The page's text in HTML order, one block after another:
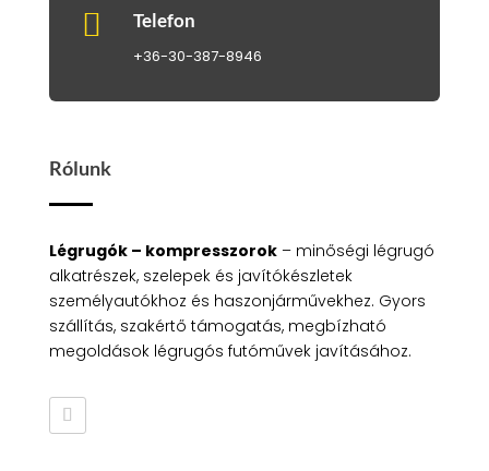
 Telefon
+36-30-387-8946
Rólunk
Légrugók – kompresszorok– minőségi légrugó
alkatrészek, szelepek és javítókészletek
személyautókhoz és haszonjárművekhez. Gyors
szállítás, szakértő támogatás, megbízható
megoldások légrugós futóművek javításához.